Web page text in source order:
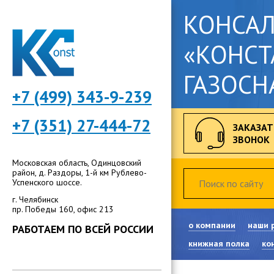
+7 (499) 343-9-239
+7 (351) 27-444-72
Московская область, Одинцовский
район, д. Раздоры, 1-й км Рублево-
Успенского шоссе.
г. Челябинск
пр. Победы 160, офис 213
РАБОТАЕМ ПО ВСЕЙ РОССИИ
ЗВОНОК
о компании
наши
книжная полка